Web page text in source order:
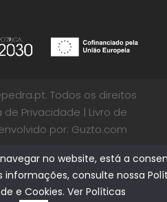
Todos os direitos
de Privacidade | Livro de
por: Guzto.com
no website, está a
informações, consulte nossa
e Cookies. Ver Políticas